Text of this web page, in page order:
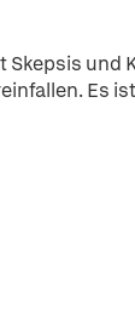
und
Es